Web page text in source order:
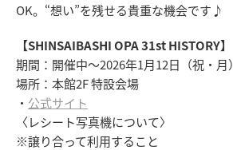
OK。“想い”を残せる貴重な機会です♪
【SHINSAIBASHI OPA 31st HISTORY】
期間：開催中～2026年1月12日（祝・月）
場所：本館2F 特設会場
・ 公式サイト
〈レシート写真機について〉
※譲り合って利用すること